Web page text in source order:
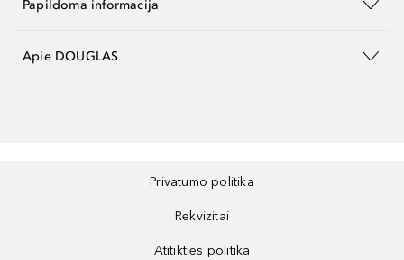
Papildoma informacija
Apie DOUGLAS
Privatumo politika
Rekvizitai
Atitikties politika